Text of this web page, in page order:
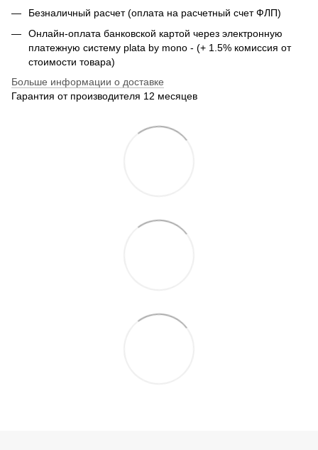
Безналичный расчет (оплата на расчетный счет ФЛП)
Онлайн-оплата банковской картой через электронную
платежную систему plata by mono - (+ 1.5% комиссия от
стоимости товара)
Больше информации о доставке
Гарантия от производителя 12 месяцев